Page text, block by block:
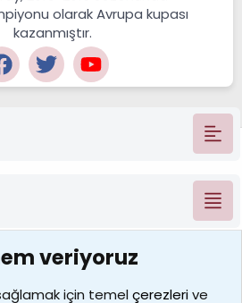
olarak Avrupa kupası
kazanmıştır.
veriyoruz
için temelçerezlerive